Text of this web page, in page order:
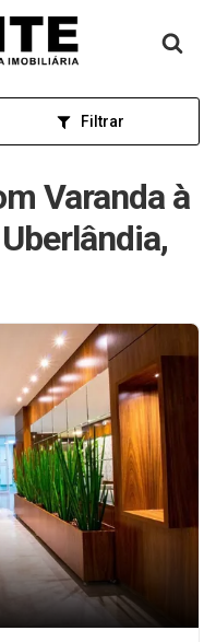
Filtrar
Varanda à